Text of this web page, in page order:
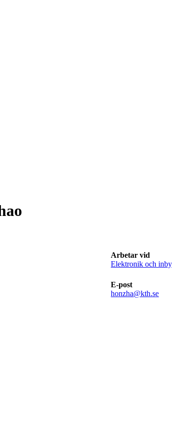
Arbetar vid
Elektronik och
E-post
honzha@kth.se